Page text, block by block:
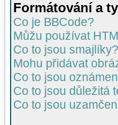
Formátování a
Co je BBCode?
Můžu používat
Co to jsou smajlíky?
Mohu přidávat
Co to jsou
Co to jsou důležitá
Co to jsou